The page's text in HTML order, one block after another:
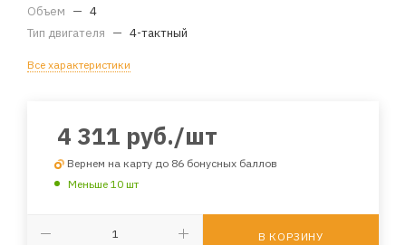
Объем — 4
Тип двигателя — 4-тактный
Все характеристики
4 311 руб./шт
Вернем на карту до 86 бонусных баллов
Меньше 10 шт
В КОРЗИНУ